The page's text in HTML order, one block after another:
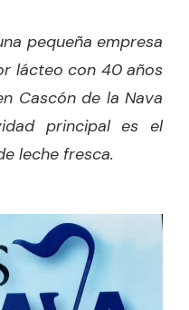
pequeña empresa
lácteo con 40 años
Cascón de la Nava
principal es el
leche fresca.